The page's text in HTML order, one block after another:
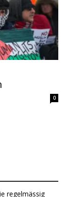
0
regelmässig